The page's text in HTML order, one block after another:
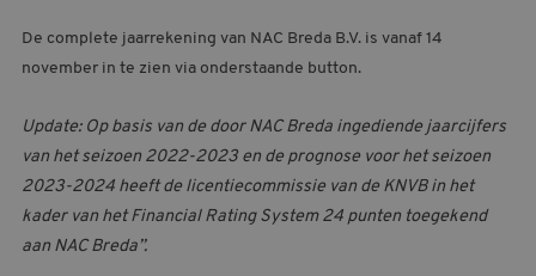
De complete jaarrekening van NAC Breda B.V. is vanaf 14
november in te zien via onderstaande button.
Update: Op basis van de door NAC Breda ingediende jaarcijfers
van het seizoen 2022-2023 en de prognose voor het seizoen
2023-2024 heeft de licentiecommissie van de KNVB in het
kader van het Financial Rating System 24 punten toegekend
aan NAC Breda”.